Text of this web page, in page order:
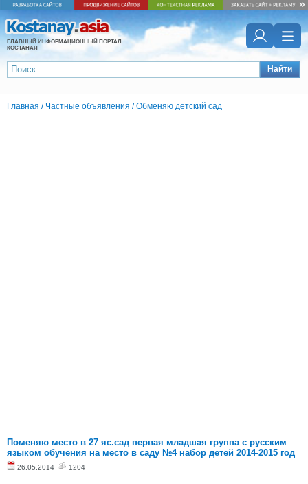
ГЛАВНЫЙ ИНФОРМАЦИОННЫЙ ПОРТАЛ
КОСТАНАЯ
Найти
Главная / Частные объявления /Обменяю детский сад
Поменяю место в 27 яс.сад первая младшая группа с русским
языком обучения на место в саду №4 набор детей 2014-2015 год
26.05.2014 1204